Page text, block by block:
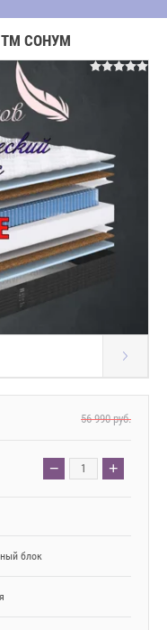
ТМ СОНУМ
56 990руб.
− +
блок